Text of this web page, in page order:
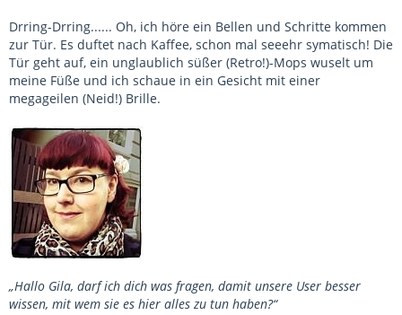
Drring-Drring...... Oh, ich höre ein Bellen und Schritte kommen
zur Tür. Es duftet nach Kaffee, schon mal seeehr symatisch! Die
Tür geht auf, ein unglaublich süßer (Retro!)-Mops wuselt um
meine Füße und ich schaue in ein Gesicht mit einer
megageilen (Neid!) Brille.
„Hallo Gila, darf ich dich was fragen, damit unsere User besser
wissen, mit wem sie es hier alles zu tun haben?“